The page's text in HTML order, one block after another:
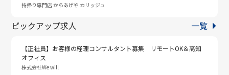
持帰り専門店 からあげや カリッジュ
ピックアップ求人
【正社員】お客様の経理コンサルタント募集 リモートOK＆高知
オフィス
株式会社We will
一覧